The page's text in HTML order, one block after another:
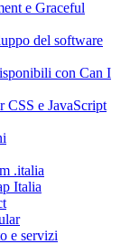
e Graceful
del software
con Can I
CSS e JavaScript
.italia
Italia
e servizi